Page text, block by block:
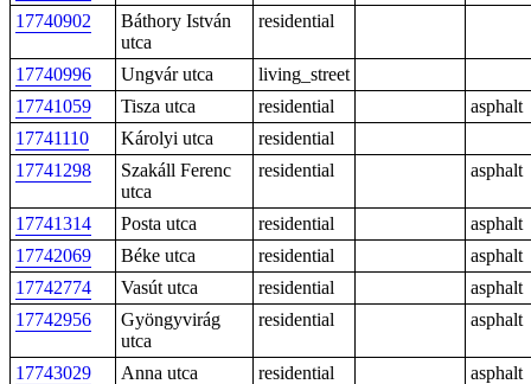
17740902
Báthory István
utca
residential
17740996 Ungvár utca
living_street
17741059
Tisza utca residential
asphalt
17741110
Károlyi utca
residential
17741298
Szakáll Ferenc
utca
residential asphalt
17741314 Posta utca residential
asphalt
17742069
Béke utca residential
asphalt
17742774
Vasút utca residential
asphalt
17742956
Gyöngyvirág
utca
residential asphalt
17743029 Anna utca residential
asphalt